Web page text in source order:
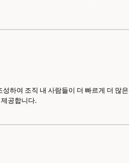
하여 조직 내 사람들이 더 빠르게 더 많
제공합니다.